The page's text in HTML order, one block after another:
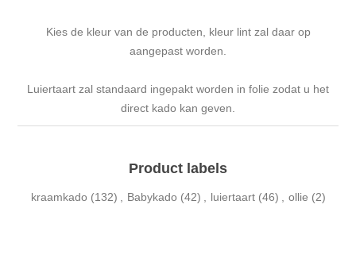
Kies de kleur van de producten, kleur lint zal daar op
aangepast worden.
Luiertaart zal standaard ingepakt worden in folie zodat u het
direct kado kan geven.
Product labels
kraamkado (132) Babykado (42) luiertaart (46) ollie (2)